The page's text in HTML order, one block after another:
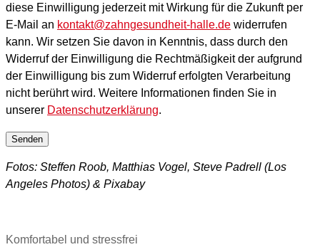
diese Einwilligung jederzeit mit Wirkung für die Zukunft per
E-Mail an kontakt@zahngesundheit-halle.de widerrufen
kann. Wir setzen Sie davon in Kenntnis, dass durch den
Widerruf der Einwilligung die Rechtmäßigkeit der aufgrund
der Einwilligung bis zum Widerruf erfolgten Verarbeitung
nicht berührt wird. Weitere Informationen finden Sie in
unserer Datenschutzerklärung.
Fotos: Steffen Roob, Matthias Vogel, Steve Padrell (Los
Angeles Photos) & Pixabay
Komfortabel und stressfrei